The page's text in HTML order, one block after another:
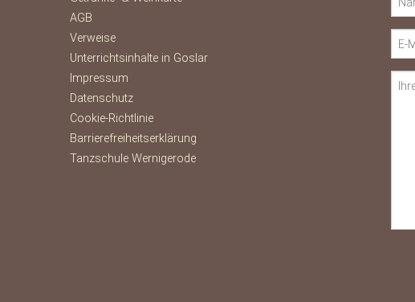
AGB
Verweise
Unterrichtsinhalte in Goslar
Impressum
Datenschutz
Cookie-Richtlinie
Barrierefreiheitserklärung
Tanzschule Wernigerode